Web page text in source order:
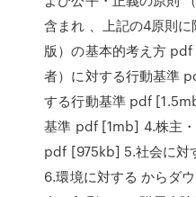
含まれ 、上記の4原則
版）の基本的考え方
者）に対する行動基準
する行動基準 pdf
基準 pdf [1mb] 4.株主
pdf [975kb] 5.社会に対
6.環境に対する からダ